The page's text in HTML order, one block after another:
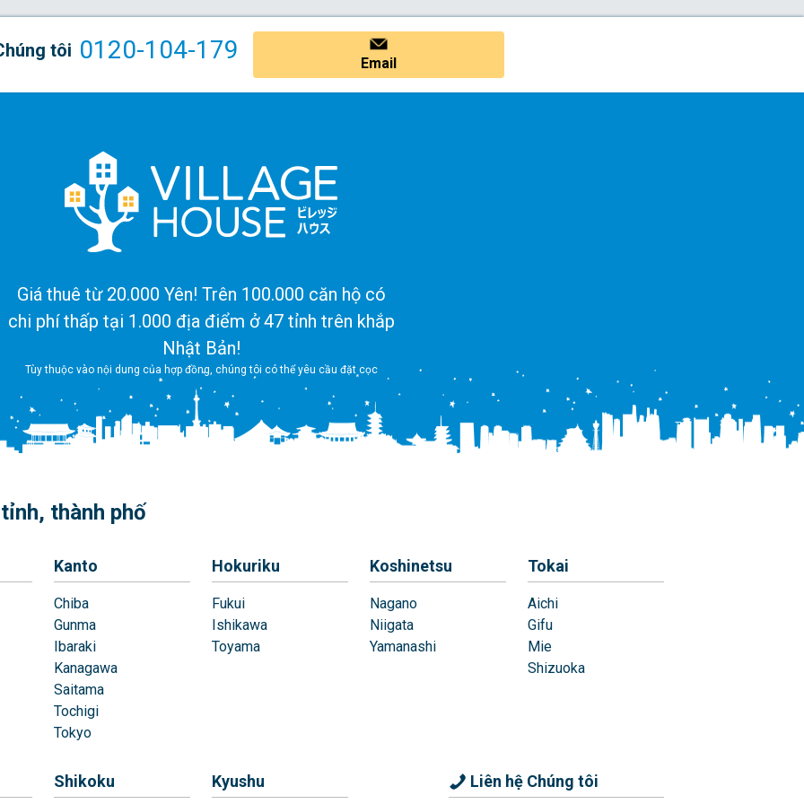
tôi 0120-104-179 Email
Giá thuê từ 20.000 Yên! Trên 100.000 căn hộ có
chi phí thấp tại 1.000 địa điểm ở 47 tỉnh trên khắp
Nhật Bản!
Tùy thuộc vào nội dung của hợp đồng, chúng tôi có thể yêu cầu đặt cọc
thành phố
Kanto
Chiba
Gunma
Ibaraki
Kanagawa
Saitama
Tochigi
Tokyo
Hokuriku
Fukui
Ishikawa
Toyama
Koshinetsu
Nagano
Niigata
Yamanashi
Tokai
Aichi
Gifu
Mie
Shizuoka
Shikoku Kyushu Liên hệ Chúng tôi